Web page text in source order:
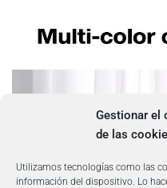
Gestionar el
de las
Utilizamos tecnologías como las
información del dispositivo. Lo